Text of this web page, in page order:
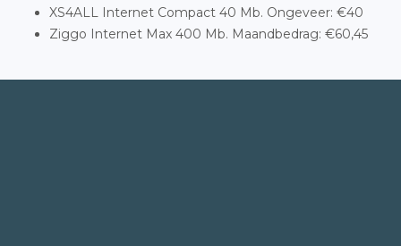
XS4ALL Internet Compact 40 Mb. Ongeveer: €40
Ziggo Internet Max 400 Mb. Maandbedrag: €60,45